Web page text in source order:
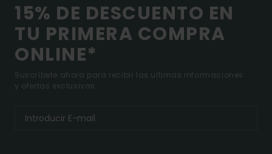
15% DE DESCUENTO EN
TU PRIMERA COMPRA
ONLINE*
Suscríbete ahora para recibir las ultimas informaciones
y ofertas exclusivas.